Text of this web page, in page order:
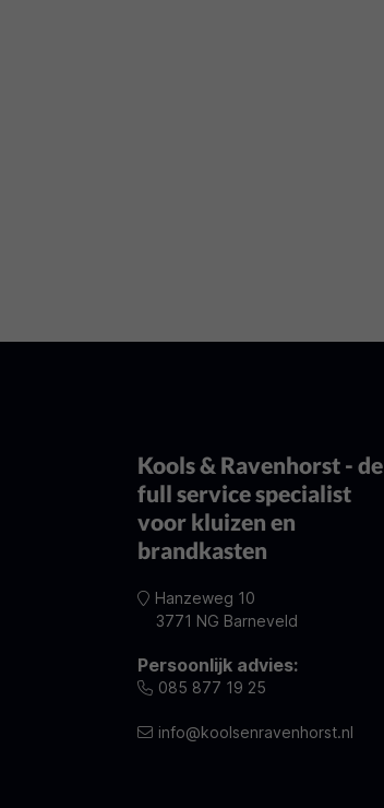
Kools & Ravenhorst - de
full service specialist
voor kluizen en
brandkasten
Hanzeweg 10
3771 NG Barneveld
Persoonlijk advies:
085 877 19 25
info@koolsenravenhorst.nl